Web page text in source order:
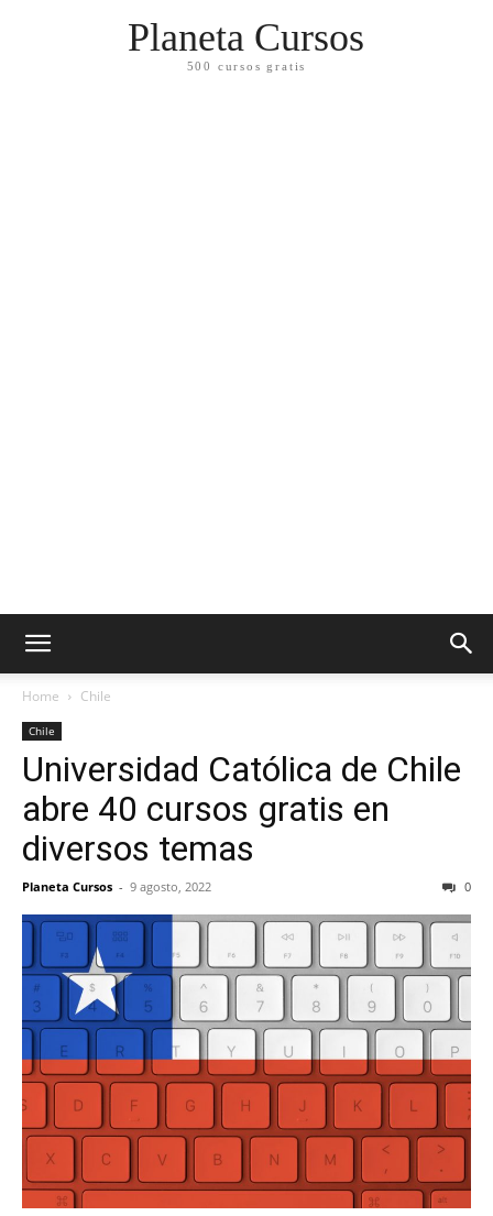
Planeta Cursos
500 cursos gratis
Home Chile
Chile
Universidad Católica de Chile
abre 40 cursos gratis en
diversos temas
Planeta Cursos - 9 agosto, 2022 0